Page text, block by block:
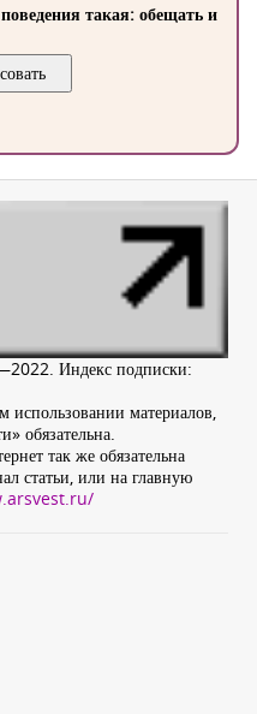
такая: обещать и
Индекс подписки:
использовании материалов,
обязательна.
так же обязательна
статьи, или на главную